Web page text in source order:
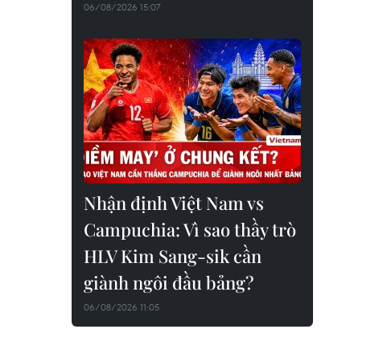
06/08/2026 15:07
Nhận định Việt Nam vs
Campuchia: Vì sao thầy trò
HLV Kim Sang-sik cần
giành ngôi đầu bảng?
06/08/2026 11:05